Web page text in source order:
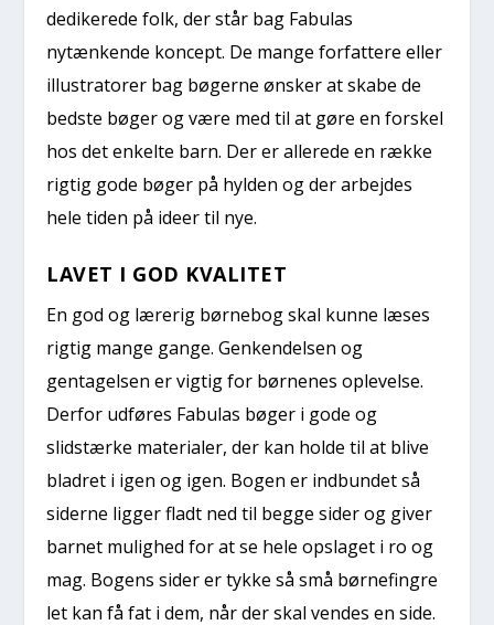
dedikerede folk, der står bag Fabulas
nytænkende koncept. De mange forfattere eller
illustratorer bag bøgerne ønsker at skabe de
bedste bøger og være med til at gøre en forskel
hos det enkelte barn. Der er allerede en række
rigtig gode bøger på hylden og der arbejdes
hele tiden på ideer til nye.
LAVET I GOD KVALITET
En god og lærerig børnebog skal kunne læses
rigtig mange gange. Genkendelsen og
gentagelsen er vigtig for børnenes oplevelse.
Derfor udføres Fabulas bøger i gode og
slidstærke materialer, der kan holde til at blive
bladret i igen og igen. Bogen er indbundet så
siderne ligger fladt ned til begge sider og giver
barnet mulighed for at se hele opslaget i ro og
mag. Bogens sider er tykke så små børnefingre
let kan få fat i dem, når der skal vendes en side.